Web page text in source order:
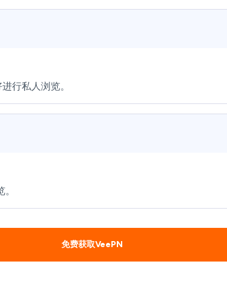
行私人浏览。
免费获取VeePN